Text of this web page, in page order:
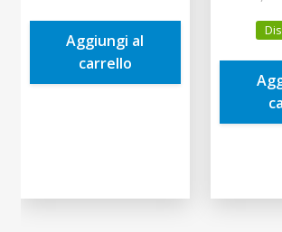
era:
15,00€.
è:
Aggiungi al
carrello